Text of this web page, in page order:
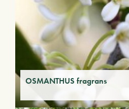
OSMANTHUS fragrans